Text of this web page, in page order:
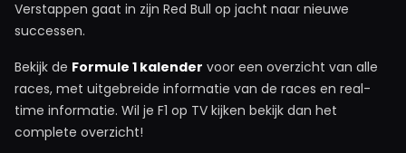
9 juni 16:38
Kimi is nu gewoon een hele goede coureur aan het
worden. Maar is nog niet zover als een Senna,
Schumacher, Hamilton of een Verstappen. Zou in het rijtje
van Norris passen. Maar het heeft zeker alles om een
hele grote te worden. Maar zal dan toch echt nog een
Verstappen gaat in zijn Red Bull op jacht naar nieuwe
successen.
Bekijk de Formule 1 kalender voor een overzicht van alle
races, met uitgebreide informatie van de races en real-
time informatie. Wil je F1 op TV kijken bekijk dan het
complete overzicht!